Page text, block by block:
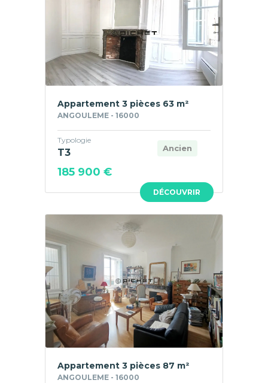
DÉCOUVRIR
Appartement 3 pièces 63 m²
ANGOULEME - 16000
Ancien
Typologie
T3
185 900 €
Appartement 3 pièces 87 m²
ANGOULEME - 16000